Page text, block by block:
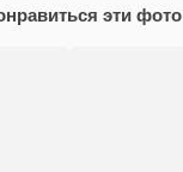
эти фото